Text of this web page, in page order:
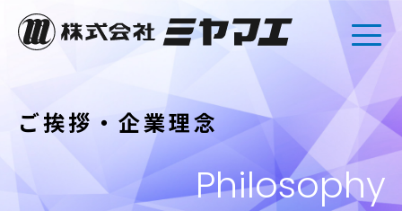
ご挨拶・企業理念
Philosophy